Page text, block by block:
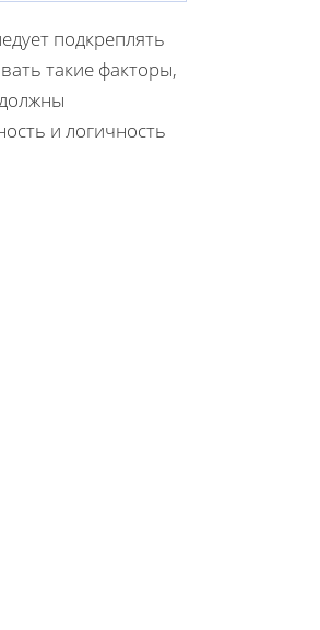
подкреплять
такие факторы,
и логичность